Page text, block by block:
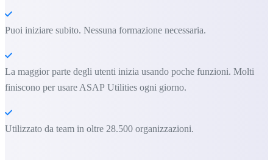
Puoi iniziare subito. Nessuna formazione necessaria.
La maggior parte degli utenti inizia usando poche funzioni. Molti
finiscono per usare ASAP Utilities ogni giorno.
Utilizzato da team in oltre 28.500 organizzazioni.